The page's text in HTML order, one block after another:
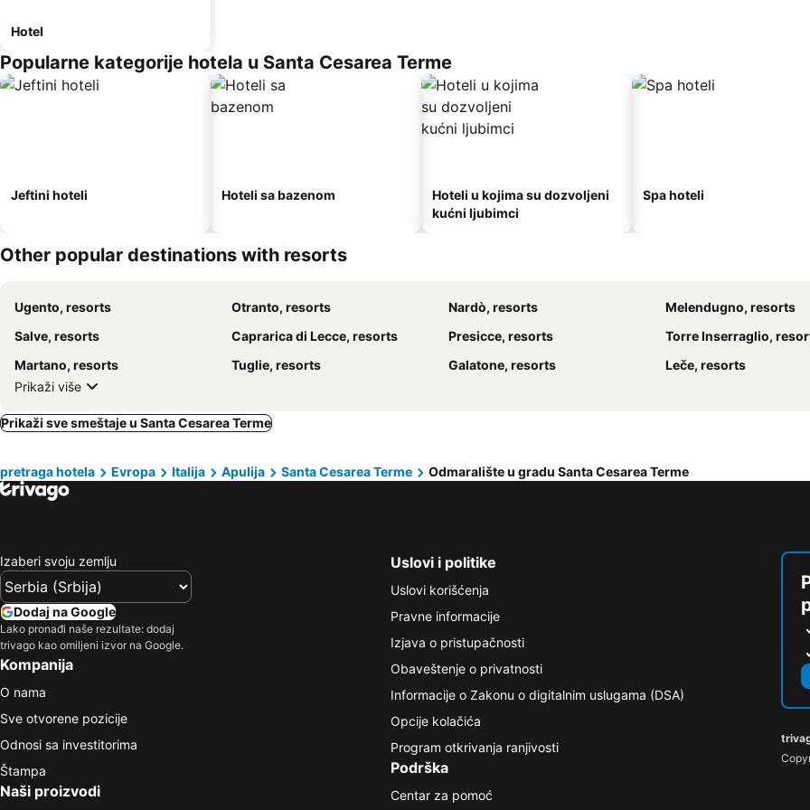
Hotel
Popularne kategorije hotela u Santa Cesarea Terme
Jeftini hoteli Hoteli sa bazenom
Hoteli u kojima su dozvoljeni
kućni ljubimci
Spa hoteli
Other popular destinations with resorts
Ugento, resorts Otranto, resorts Nardò, resorts
Melendugno, resorts
Salve, resorts
Caprarica di Lecce, resorts Presicce, resorts
Torre Inserraglio,
Martano, resorts
Tuglie, resorts Galatone, resorts
Leče, resorts
Prikaži više
Prikaži sve smeštaje u Santa Cesarea Terme
pretraga hotela Evropa Italija Apulija Santa Cesarea Terme Odmaralište u gradu Santa Cesarea Terme
Izaberi svoju zemlju
Dodaj na Google
Lako pronađi naše rezultate: dodaj
trivago kao omiljeni izvor na Google.
Kompanija
O nama
Sve otvorene pozicije
Odnosi sa investitorima
Štampa
Naši proizvodi
Uslovi i politike
Uslovi korišćenja
Pravne informacije
Izjava o pristupačnosti
Obaveštenje o privatnosti
Informacije o Zakonu o digitalnim uslugama (DSA)
Opcije kolačića
Program otkrivanja ranjivosti
Podrška
Centar za pomoć